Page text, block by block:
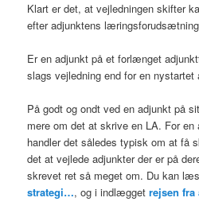
Klart er det, at vejledningen skifter
efter adjunktens
Er en adjunkt på et forlænget
slags vejledning end for en nystartet
På godt og ondt ved en adjunkt på
mere om det at skrive en LA. For en
handler det således typisk om at få
det at vejlede adjunkter der er på
skrevet ret så meget om. Du kan
strategi…, og i indlæggetrejsen